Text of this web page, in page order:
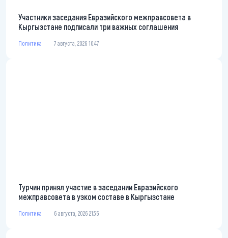
Участники заседания Евразийского межправсовета в
Кыргызстане подписали три важных соглашения
Политика 7 августа, 2026 10:47
Турчин принял участие в заседании Евразийского
межправсовета в узком составе в Кыргызстане
Политика 6 августа, 2026 21:35